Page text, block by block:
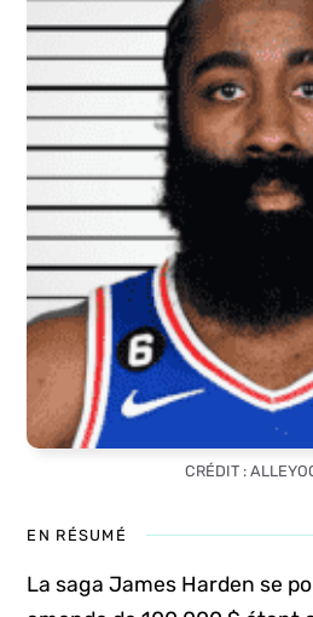
CRÉDIT :
EN RÉSUMÉ
La saga James Harden se